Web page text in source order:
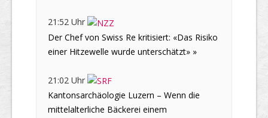
21:52 Uhr
Der Chef von Swiss Re kritisiert: «Das Risiko
einer Hitzewelle wurde unterschätzt» »
21:02 Uhr
Kantonsarchäologie Luzern – Wenn die
mittelalterliche Bäckerei einem